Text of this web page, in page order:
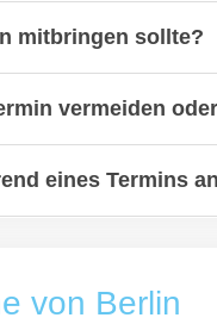
mitbringen sollte?
vermeiden
eines Termins
von Berlin